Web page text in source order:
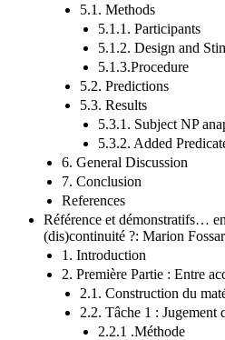
5.1. Methods
5.1.1. Participants
5.1.2. Design and
5.1.3.Procedure
5.2. Predictions
5.3. Results
5.3.1. Subject NP
5.3.2. Added
6. General Discussion
7. Conclusion
References
Référence et démonstratifs…
(dis)continuité ?: Marion
1. Introduction
2. Première Partie : Entre
2.1. Construction du
2.2. Tâche 1 : Jugement
2.2.1 .Méthode